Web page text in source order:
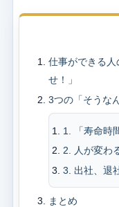
仕事ができる人
せ！」
3つの「そうな
1. 「寿命時
2. 人が変わ
3. 出社、退
まとめ